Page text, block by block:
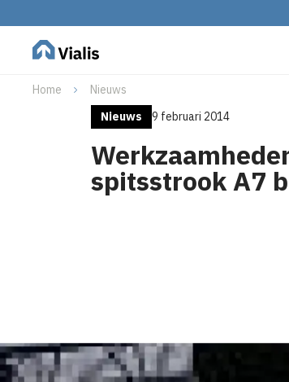
Home
Nieuws
Nieuws
9 februari 2014
spitsstrook A7